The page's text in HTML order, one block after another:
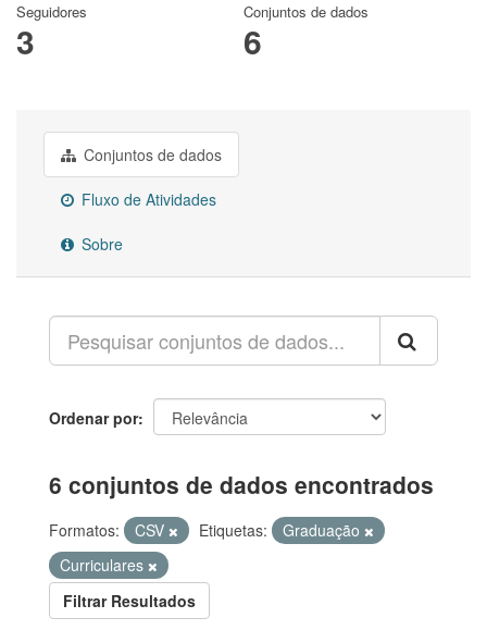
Seguidores
3
Conjuntos de dados
6
Conjuntos de dados
Fluxo de Atividades
Sobre
Ordenar por
6 conjuntos de dados encontrados
Formatos: CSV Etiquetas:
Graduação
Curriculares
Filtrar Resultados